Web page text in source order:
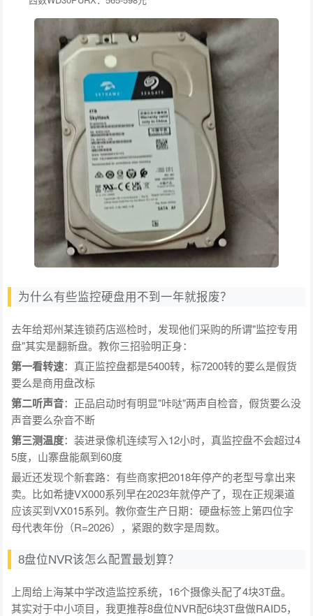
为什么有些监控硬盘用不到一年就报废？
去年给郑州某连锁药店巡检时，发现他们采购的所谓"监控专用
盘"其实是翻新盘。教你三招验明正身：
第一看转速：真正监控盘都是5400转，标7200转的要么是假货
要么是商用盘改标
第二听声音：正品启动时有明显"咔哒"两声自检音，假货要么没
声音要么杂音不断
第三测温度：装进录像机连续写入12小时，真监控盘不会超过4
5度，山寨盘能飙到60度
最近还发现个新套路：有些商家把2018年停产的老型号拿出来
卖。比如希捷VX000系列早在2023年就停产了，现在正规渠道
应该买到VX015系列。教你查生产日期：硬盘标签上第四位字
母代表年份（R=2026），紧跟的数字是周数。
8盘位NVR该怎么配置最划算？
上周给上海某中学改造监控系统，16个摄像头配了4块3T盘。
其实对于中小项目，我更推荐8盘位NVR配6块3T盘做RAID5，